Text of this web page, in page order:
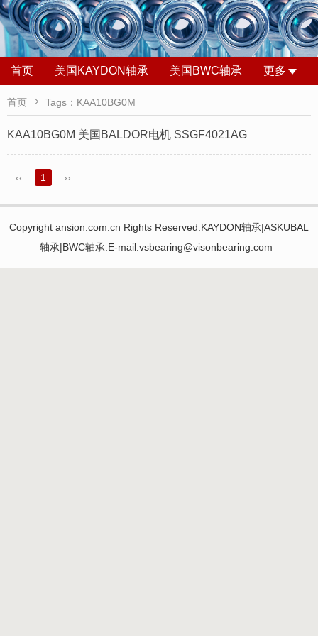
首页 美国KAYDON轴承 美国BWC轴承 更多
首页  Tags：KAA10BG0M
KAA10BG0M 美国BALDOR电机 SSGF4021AG
‹‹ 1 ››
Copyright ansion.com.cn Rights Reserved.KAYDON轴承|ASKUBAL
轴承|BWC轴承.E-mail:vsbearing@visonbearing.com